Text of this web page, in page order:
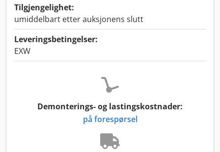
Tilgjengelighet:
umiddelbart etter auksjonens slutt
Leveringsbetingelser:
EXW
Demonterings- og lastingskostnader:
på forespørsel